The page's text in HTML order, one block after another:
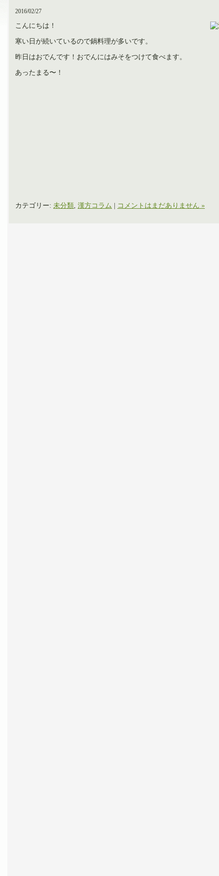
2016/02/27
こんにちは！
寒い日が続いているので鍋料理が多いです。
昨日はおでんです！おでんにはみそをつけて食べます。
あったまる〜！
カテゴリー: 未分類 漢方コラム コメントはまだありません »